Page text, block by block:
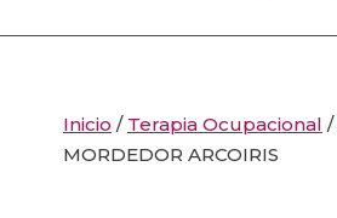
Inicio / Terapia Ocupacional /
MORDEDOR ARCOIRIS